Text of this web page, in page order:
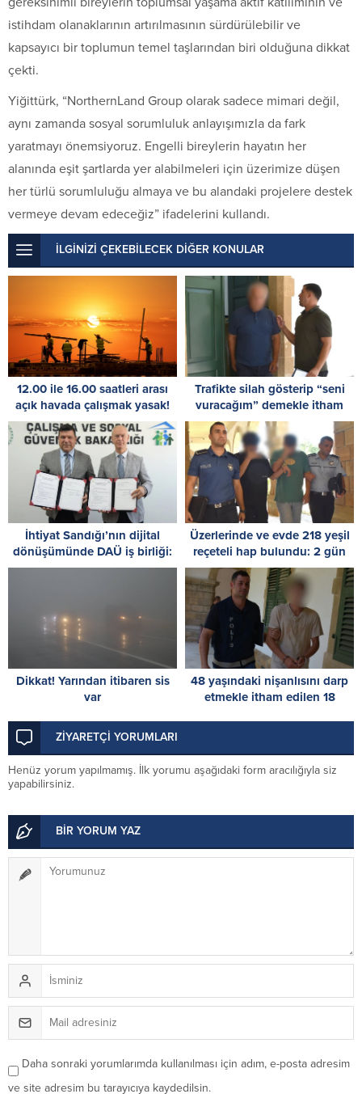
istihdam olanaklarının artırılmasının sürdürülebilir ve
kapsayıcı bir toplumun temel taşlarından biri olduğuna dikkat
çekti.
Yiğittürk, “NorthernLand Group olarak sadece mimari değil,
aynı zamanda sosyal sorumluluk anlayışımızla da fark
yaratmayı önemsiyoruz. Engelli bireylerin hayatın her
alanında eşit şartlarda yer alabilmeleri için üzerimize düşen
her türlü sorumluluğu almaya ve bu alandaki projelere destek
vermeye devam edeceğiz” ifadelerini kullandı.
İLGİNİZİ ÇEKEBİLECEK DİĞER KONULAR
12.00 ile 16.00 saatleri arası
açık havada çalışmak yasak!
Trafikte silah gösterip “seni
vuracağım” demekle itham
edilen zanlı, tutuksuz
yargılanacak
İhtiyat Sandığı’nın dijital
dönüşümünde DAÜ iş birliği:
Protokol imzalandı
Üzerlerinde ve evde 218 yeşil
reçeteli hap bulundu: 2 gün
tutuklu kalacaklar
Dikkat! Yarından itibaren sis
var
48 yaşındaki nişanlısını darp
etmekle itham edilen 18
ZİYARETÇİ YORUMLARI
Henüz yorum yapılmamış. İlk yorumu aşağıdaki form aracılığıyla siz
yapabilirsiniz.
BİR YORUM YAZ
Daha sonraki yorumlarımda kullanılması için adım, e-posta adresim
ve site adresim bu tarayıcıya kaydedilsin.